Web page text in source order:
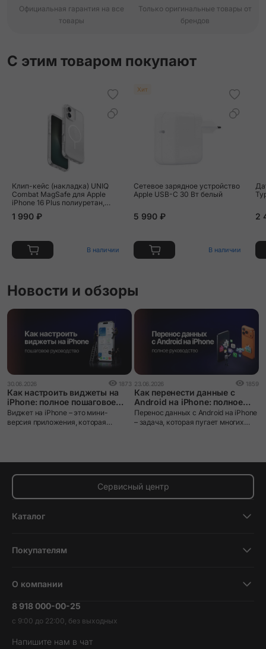
Официальная гарантия на все
товары
Только оригинальные товары от
брендов
С этим товаром покупают
Клип-кейс (накладка) UNIQ
Combat MagSafe для Apple
iPhone 16 Plus полиуретан,
1 990 ₽
В наличии
Хит
Сетевое зарядное устройство
Apple USB-C 30 Вт белый
5 990 ₽
В наличии
2
Новости и обзоры
30.06.2026 1873
Как настроить виджеты на
iPhone: полное пошаговое
руководство
Виджет на iPhone – это мини-
версия приложения, которая
23.06.2026 1859
Как перенести данные с
Android на iPhone: полное
руководство
Перенос данных с Android на iPhone
– задача, которая пугает многих
файловые системы, разные
правильного инструмента данные
действительно можно потерять.
Сервисный центр
Каталог
Планшеты
Наушники и колонки
Покупателям
Трейд-ин
Гарантия и возврат
Доставка и оплата
О компании
Вакансии
Контакты
Обратная связь
8 918 000-00-25
с 9:00 до 22:00, без выходных
Напишите нам в чат